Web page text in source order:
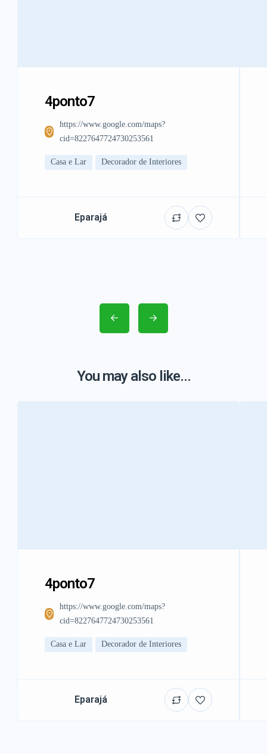
4ponto7
https://www.google.com/maps?
cid=8227647724730253561
Casa e Lar Decorador de Interiores
Eparajá
You may also like...
4ponto7
https://www.google.com/maps?
cid=8227647724730253561
Casa e Lar Decorador de Interiores
Eparajá